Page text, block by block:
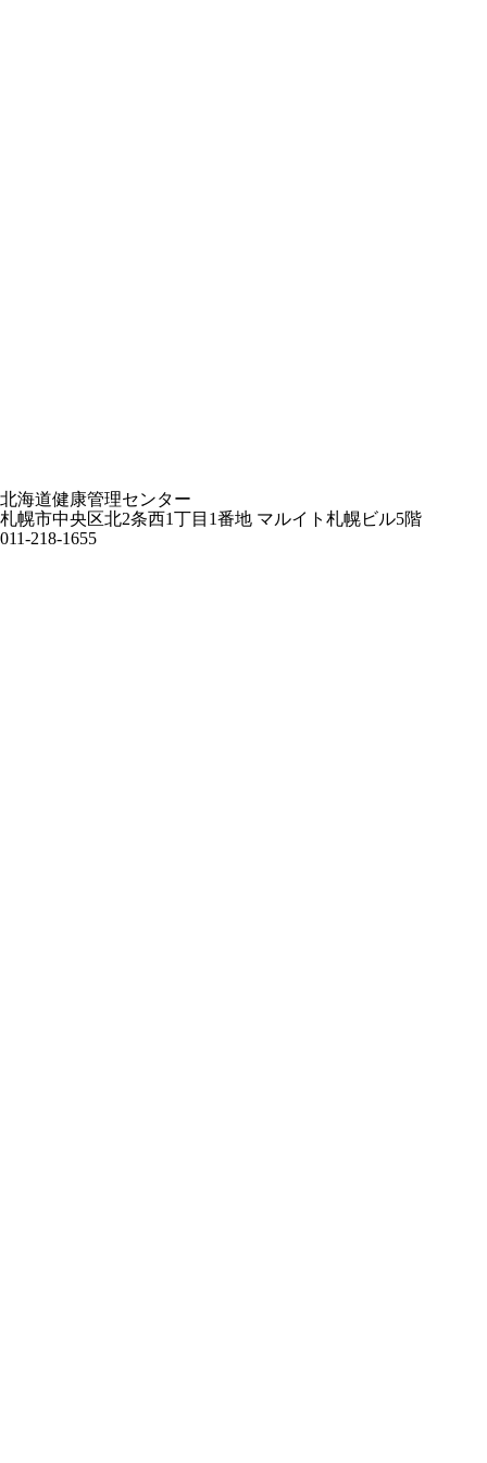
北海道健康管理センター
札幌市中央区北2条西1丁目1番地 マルイト札幌ビル5階
011-218-1655